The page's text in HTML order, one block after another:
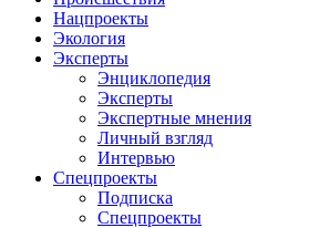
Нацпроекты
Экология
Эксперты
Энциклопедия
Эксперты
Экспертные мнения
Личный взгляд
Интервью
Спецпроекты
Подписка
Спецпроекты